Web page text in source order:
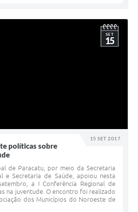
15 SET 2017
SET
15
políticas sobre
de Paracatu, por meio da Secretaria
e Secretaria de Saúde, apoiou nesta
a I Conferência Regional de
na juventude. O encontro foi realizado
dos Municípios do Noroeste de